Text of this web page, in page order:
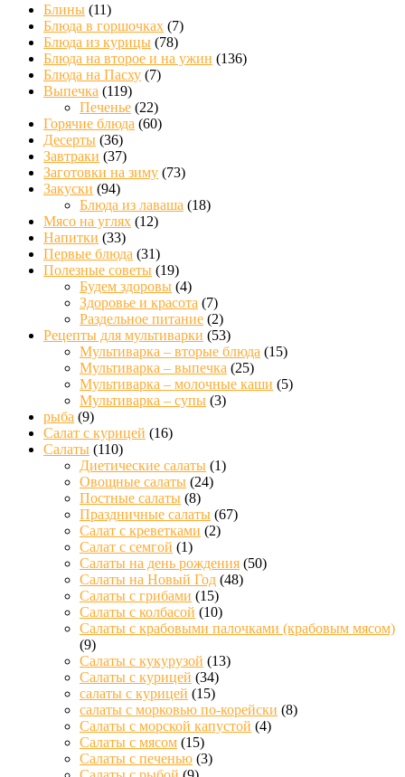
Блины (11)
Блюда в горшочках (7)
Блюда из курицы (78)
Блюда на второе и на ужин (136)
Блюда на Пасху (7)
Выпечка (119)
Печенье (22)
Горячие блюда (60)
Десерты (36)
Завтраки (37)
Заготовки на зиму (73)
Закуски (94)
Блюда из лаваша (18)
Мясо на углях (12)
Напитки (33)
Первые блюда (31)
Полезные советы (19)
Будем здоровы (4)
Здоровье и красота (7)
Раздельное питание (2)
Рецепты для мультиварки (53)
Мультиварка – вторые блюда (15)
Мультиварка – выпечка (25)
Мультиварка – молочные каши (5)
Мультиварка – супы (3)
рыба (9)
Салат с курицей (16)
Салаты (110)
Диетические салаты (1)
Овощные салаты (24)
Постные салаты (8)
Праздничные салаты (67)
Салат с креветками (2)
Салат с семгой (1)
Салаты на день рождения (50)
Салаты на Новый Год (48)
Салаты с грибами (15)
Салаты с колбасой (10)
Салаты с крабовыми палочками (крабовым мясом)
(9)
Салаты с кукурузой (13)
Салаты с курицей (34)
салаты с курицей (15)
салаты с морковью по-корейски (8)
Салаты с морской капустой (4)
Салаты с мясом (15)
Салаты с печенью (3)